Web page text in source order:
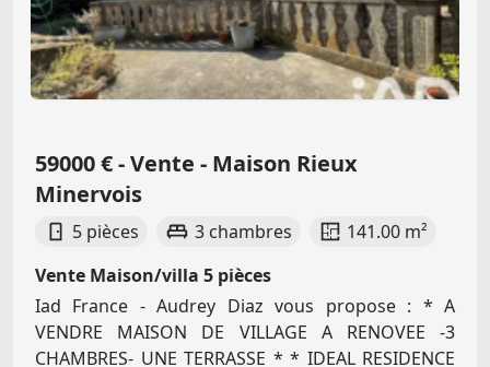
59000 € - Vente - Maison Rieux
Minervois
5 pièces 3 chambres
141.00 m²
Vente Maison/villa 5 pièces
Iad France - Audrey Diaz vous propose : * A
VENDRE MAISON DE VILLAGE A RENOVEE -3
CHAMBRES- UNE TERRASSE * * IDEAL RESIDENCE